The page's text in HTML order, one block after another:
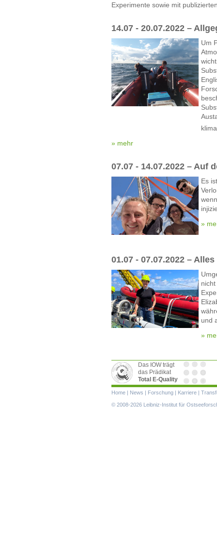
Experimente sowie mit
14.07 - 20.07.2022 –
Um
» mehr
07.07 - 14.07.2022 – Auf
Es
»
01.07 - 07.07.2022 –
und
»
Das IOW trägt
das Prädikat
Total E-Quality
Navigation
überspringen
Home | News | Forschung | Karriere |
© 2008-2026 Leibniz-Institut für